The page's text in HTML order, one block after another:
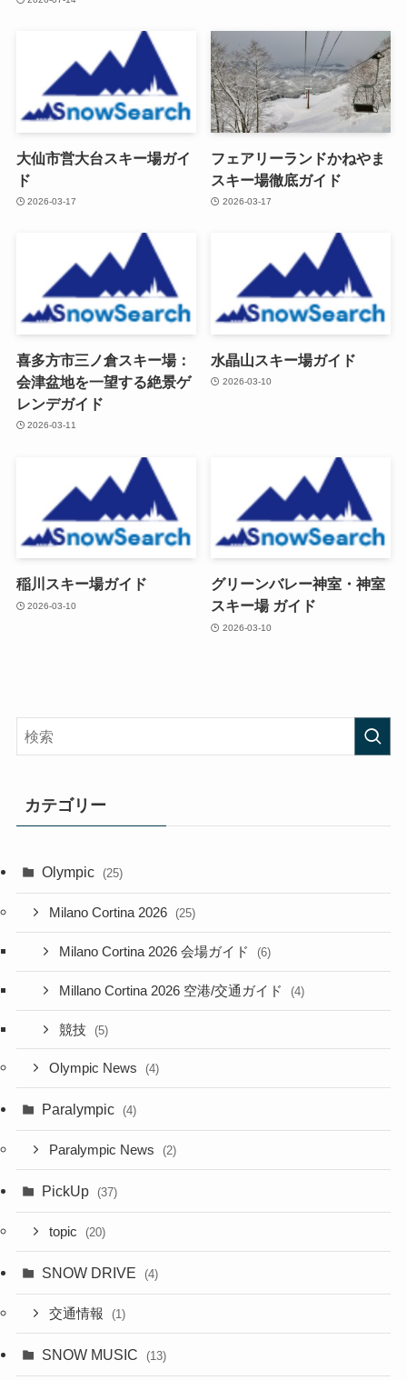
大仙市営大台スキー場ガイ
ド
2026-03-17
フェアリーランドかねやま
スキー場徹底ガイド
2026-03-17
喜多方市三ノ倉スキー場：
会津盆地を一望する絶景ゲ
レンデガイド
2026-03-11
水晶山スキー場ガイド
2026-03-10
稲川スキー場ガイド
2026-03-10
グリーンバレー神室・神室
スキー場 ガイド
2026-03-10
カテゴリー
Olympic (25)
Milano Cortina 2026 (25)
Milano Cortina 2026 会場ガイド (6)
Millano Cortina 2026 空港/交通ガイド (4)
競技 (5)
Olympic News (4)
Paralympic (4)
Paralympic News (2)
PickUp (37)
topic (20)
SNOW DRIVE (4)
交通情報 (1)
SNOW MUSIC (13)